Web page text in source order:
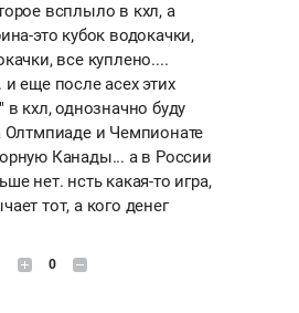
всплыло в кхл, а
это кубок водокачки,
все куплено....
и еще после асех этих
в кхл, однозначно буду
Олтмпиаде и Чемпионате
Канады... а в России
нет. нсть какая-то игра,
тот, а кого денег
0